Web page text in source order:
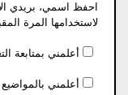
احفظ اسمي، بريدي
لاستخدامها المرة
أعلمني بمتابعة
أعلمني